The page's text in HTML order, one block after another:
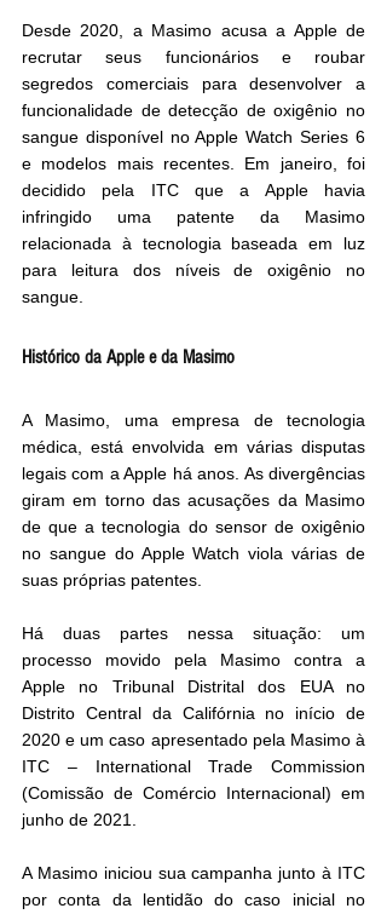
Desde 2020, a Masimo acusa a Apple de
recrutar seus funcionários e roubar
segredos comerciais para desenvolver a
funcionalidade de detecção de oxigênio no
sangue disponível no Apple Watch Series 6
e modelos mais recentes. Em janeiro, foi
decidido pela ITC que a Apple havia
infringido uma patente da Masimo
relacionada à tecnologia baseada em luz
para leitura dos níveis de oxigênio no
sangue.
Histórico da Apple e da Masimo
A Masimo, uma empresa de tecnologia
médica, está envolvida em várias disputas
legais com a Apple há anos. As divergências
giram em torno das acusações da Masimo
de que a tecnologia do sensor de oxigênio
no sangue do Apple Watch viola várias de
suas próprias patentes.
Há duas partes nessa situação: um
processo movido pela Masimo contra a
Apple no Tribunal Distrital dos EUA no
Distrito Central da Califórnia no início de
2020 e um caso apresentado pela Masimo à
ITC – International Trade Commission
(Comissão de Comércio Internacional) em
junho de 2021.
A Masimo iniciou sua campanha junto à ITC
por conta da lentidão do caso inicial no